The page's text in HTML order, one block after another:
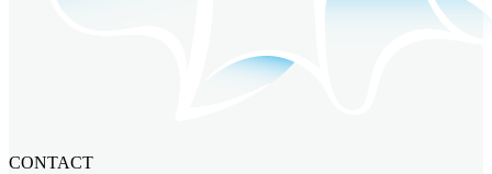
CONTACT